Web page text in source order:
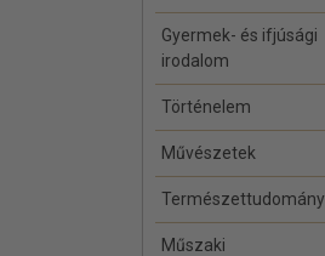
Gyermek- és ifjúsági
irodalom
Történelem
Művészetek
Természettudomány
Műszaki